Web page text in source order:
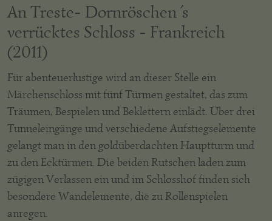
An Treste- Dornröschen´s
verrücktes Schloss - Frankreich
(2011)
Für abenteuerlustige wird an dieser Stelle ein
Märchenschloss mit fünf Türmen gestaltet, das zum
Träumen, Bespielen und Beklettern einlädt. Über drei
Tunneleingänge und verschiedene Aufstiegselemente
gelangt man in den goldüberdachten Hauptturm und
zu den Ecktürmen. Die beiden Rutschen laden zum
zügigen Verlassen ein und im Schlosshof finden sich
besondere Wandelemente, die zu Rollenspielen
anregen.